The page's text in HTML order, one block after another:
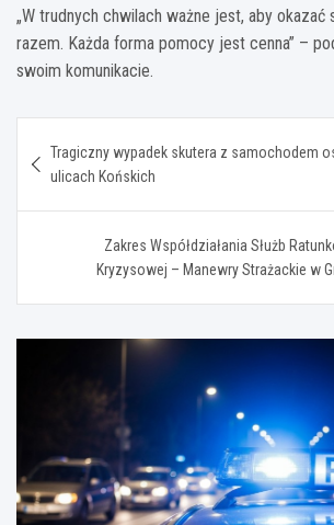
„W trudnych chwilach ważne jest, aby okazać
razem. Każda forma pomocy jest cenna” –
swoim komunikacie.
wpisu
Tragiczny wypadek skutera z samochodem
ulicach Końskich
Zakres Współdziałania Służb
Kryzysowej – Manewry Strażackie w